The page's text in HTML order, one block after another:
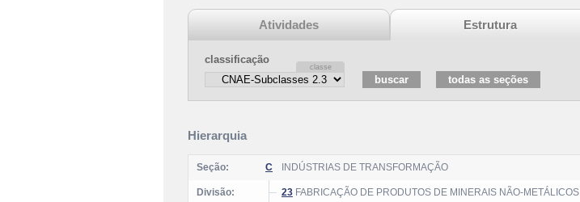
Atividades Estrutura
classificação
Hierarquia
Seção: C INDÚSTRIAS DE TRANSFORMAÇÃO
Divisão: 23 FABRICAÇÃO DE PRODUTOS DE MINERAIS NÃO-METÁLICOS